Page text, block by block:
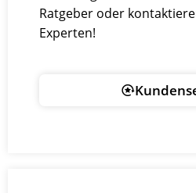
Ratgeber oder
Experten!